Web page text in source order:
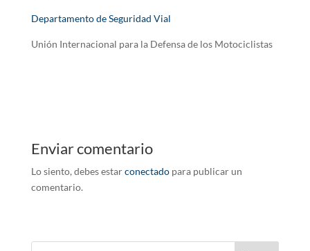
Departamento de Seguridad Vial
Unión Internacional para la Defensa de los Motociclistas
Enviar comentario
Lo siento, debes estarconectadopara publicar un
comentario.